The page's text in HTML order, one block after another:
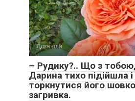
Дозвілля
– Рудику?.. Що з
Дарина тихо підійшла
торкнутися його
загривка.